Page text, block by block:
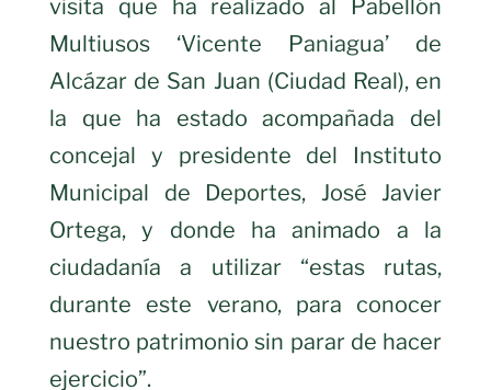
visita que ha realizado al Pabellón
Multiusos ‘Vicente Paniagua’ de
Alcázar de San Juan (Ciudad Real), en
la que ha estado acompañada del
concejal y presidente del Instituto
Municipal de Deportes, José Javier
Ortega, y donde ha animado a la
ciudadanía a utilizar “estas rutas,
durante este verano, para conocer
nuestro patrimonio sin parar de hacer
ejercicio”.